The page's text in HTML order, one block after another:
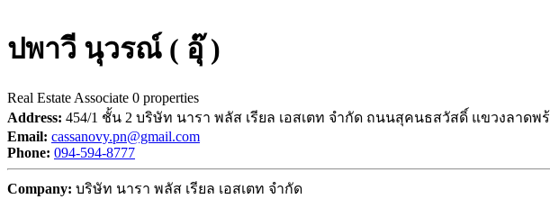
ปพาวี นุวรณ์ ( อุ๊ )
Real Estate Associate 0 properties
Address: 454/1 ชั้น 2 บริษัท นารา พลัส เรียล เอสเตท จำกัด ถนนสุคนธสวัสดิ์ แขวงลาดพ
Email: cassanovy.pn@gmail.com
Phone: 094-594-8777
Company: บริษัท นารา พลัส เรียล เอสเตท จำกัด